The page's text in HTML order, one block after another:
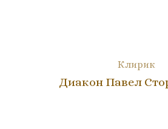
Клирик
Диакон Павел